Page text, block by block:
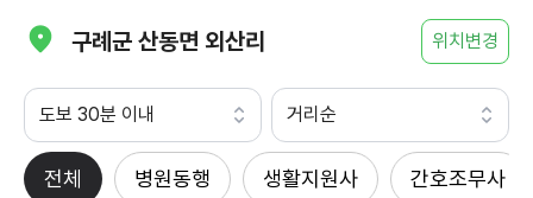
구례군 산동면 외산리 위치변경
도보 30분 이내 거리순
전체 병원동행 생활지원사 간호조무사